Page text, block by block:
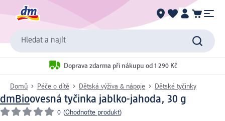
Hledat a najít
Doprava zdarma při nákupu od 1 290 Kč
Domů Péče o dítě Dětská výživa & nápoje Dětské tyčinky
dmBioovesná tyčinka jablko-jahoda, 30 g
0 (Ohodnoťte produkt)